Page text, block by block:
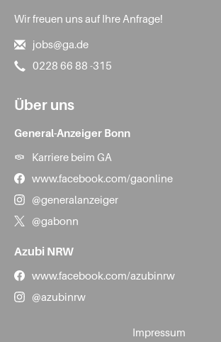
Wir freuen uns auf Ihre Anfrage!
jobs@ga.de
0228 66 88 -315
Über uns
General-Anzeiger Bonn
Karriere beim GA
www.facebook.com/gaonline
@generalanzeiger
@gabonn
Azubi NRW
www.facebook.com/azubinrw
@azubinrw
Impressum